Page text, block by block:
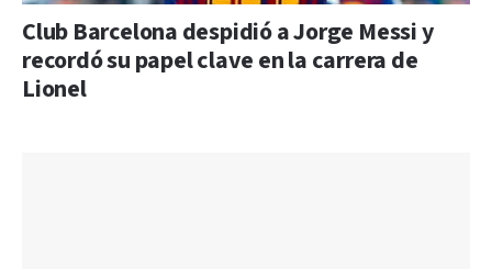
Club Barcelona despidió a Jorge Messi y
recordó su papel clave en la carrera de
Lionel